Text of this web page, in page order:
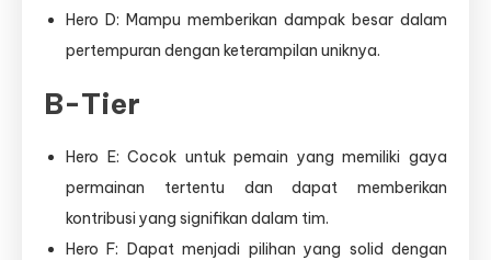
Hero D: Mampu memberikan dampak besar dalam
pertempuran dengan keterampilan uniknya.
B-Tier
Hero E: Cocok untuk pemain yang memiliki gaya
permainan tertentu dan dapat memberikan
kontribusi yang signifikan dalam tim.
Hero F: Dapat menjadi pilihan yang solid dengan